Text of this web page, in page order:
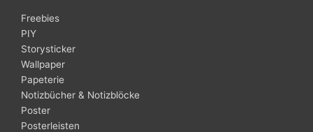
Freebies
PIY
Storysticker
Wallpaper
Papeterie
Notizbücher & Notizblöcke
Poster
Posterleisten